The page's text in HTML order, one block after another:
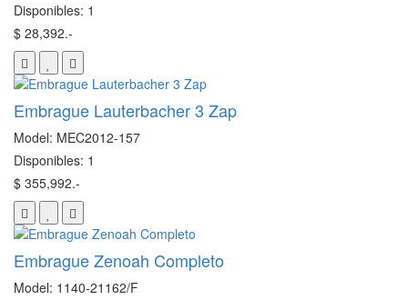
Disponibles: 1
$ 28,392.-
Embrague Lauterbacher 3 Zap
Model: MEC2012-157
Disponibles: 1
$ 355,992.-
Embrague Zenoah Completo
Model: 1140-21162/F